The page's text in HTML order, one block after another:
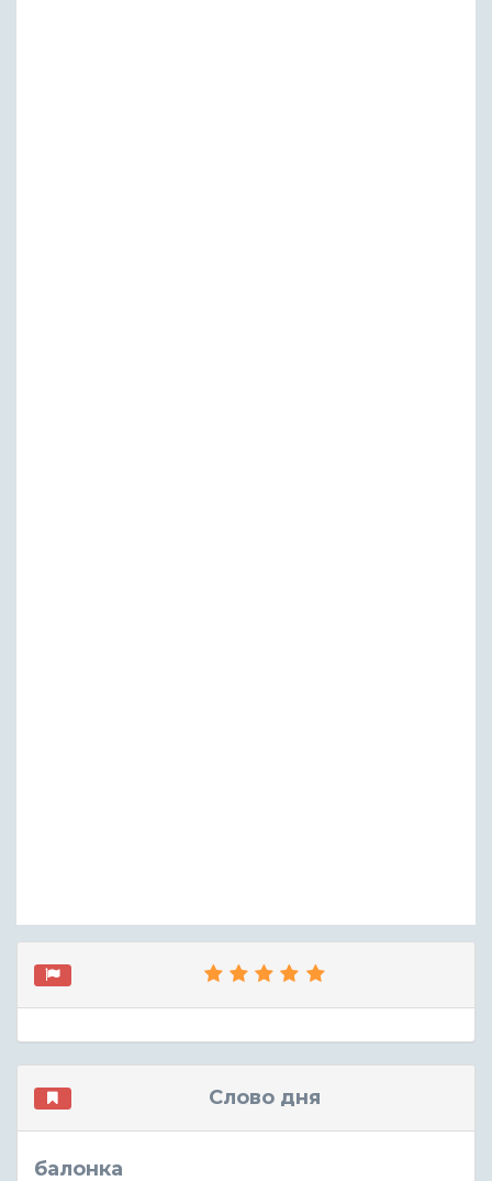
Слово дня
балонка